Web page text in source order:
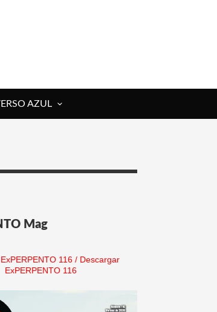
AZUL
Mag
116 / Descargar
ExPERPENTO 116